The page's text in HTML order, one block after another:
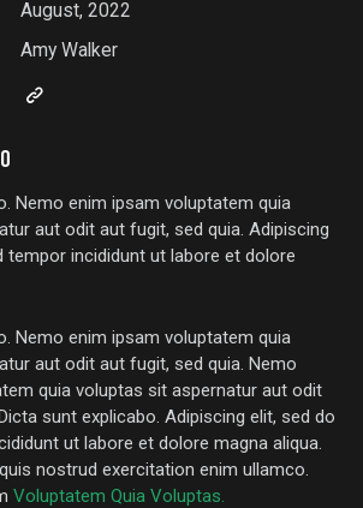
August, 2022
Amy Walker
Nemo enim ipsam voluptatem quia
aut odit aut fugit, sed quia. Adipiscing
tempor incididunt ut labore et dolore
Nemo enim ipsam voluptatem quia
aut odit aut fugit, sed quia. Nemo
quia voluptas sit aspernatur aut odit
sunt explicabo. Adipiscing elit, sed do
ut labore et dolore magna aliqua.
nostrud exercitation enim ullamco.
Voluptatem Quia Voluptas.